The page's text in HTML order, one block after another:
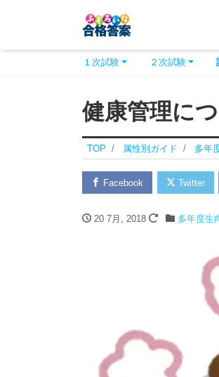
１次試験 ２次試験
健康管理に
TOP 属性別ガイド 多年
Facebook Twitter
20 7月, 2018 多年度生